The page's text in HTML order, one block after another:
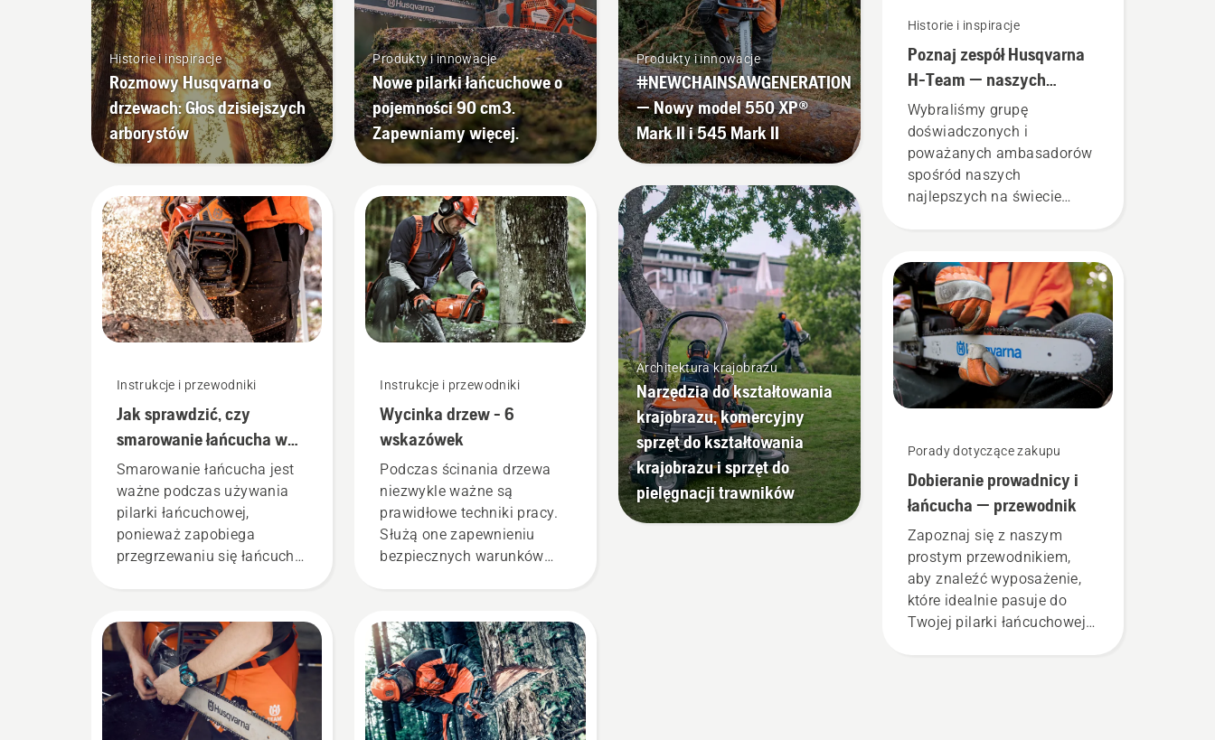
Historie i inspiracje
Rozmowy Husqvarna o
drzewach: Głos dzisiejszych
arborystów
Instrukcje i przewodniki
Jak sprawdzić, czy
smarowanie łańcucha w
Twojej pilarce działa
Smarowanie łańcucha jest
ważne podczas używania
pilarki łańcuchowej,
ponieważ zapobiega
przegrzewaniu się łańcucha
prowadnicy bez tarcia.
Wydłuża to żywotność
prowadnicy i łańcucha.
Postępuj zgodnie z
instrukcjami zawartymi w
tym krótkim filmie, aby
Produkty i innowacje
Nowe pilarki łańcuchowe o
pojemności 90 cm3.
Zapewniamy więcej.
Instrukcje i przewodniki
Wycinka drzew - 6
wskazówek
Podczas ścinania drzewa
niezwykle ważne są
prawidłowe techniki pracy.
Służą one zapewnieniu
bezpiecznych warunków
Produkty i innowacje
#NEWCHAINSAWGENERATION
— Nowy model 550 XP®
Mark II i 545 Mark II
Architektura krajobrazu
Narzędzia do kształtowania
krajobrazu, komercyjny
sprzęt do kształtowania
krajobrazu i sprzęt do
pielęgnacji trawników
Historie i inspiracje
Poznaj zespół Husqvarna
H-Team — naszych
najbardziej
wymagających
użytkowników
Wybraliśmy grupę
doświadczonych i
poważanych ambasadorów
spośród naszych
najlepszych na świecie
parkami w swoich krajach.
Stanowią oni nasz H-Team.
Są też naszymi najbardziej
wymagającymi
użytkownikami.
Porady dotyczące zakupu
Dobieranie prowadnicy i
łańcucha — przewodnik
Zapoznaj się z naszym
prostym przewodnikiem,
aby znaleźć wyposażenie,
które idealnie pasuje do
Twojej pilarki łańcuchowej